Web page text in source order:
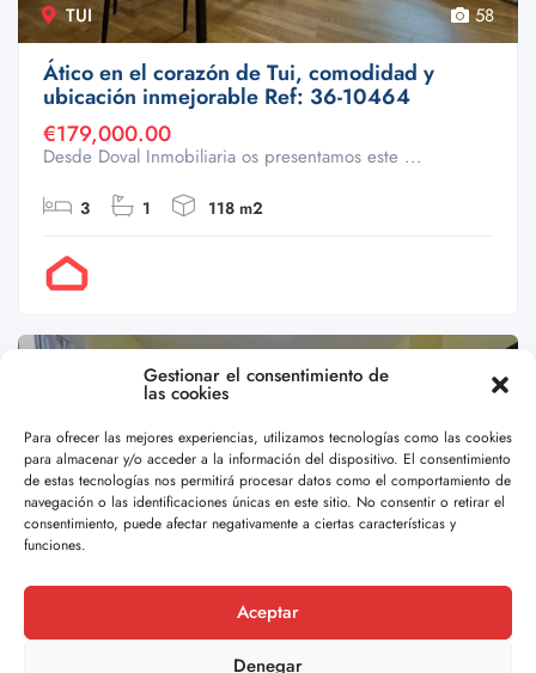
Gestionar el consentimiento de
las cookies
Para ofrecer las mejores experiencias, utilizamos tecnologías como las cookies
para almacenar y/o acceder a la información del dispositivo. El consentimiento
de estas tecnologías nos permitirá procesar datos como el comportamiento de
navegación o las identificaciones únicas en este sitio. No consentir o retirar el
consentimiento, puede afectar negativamente a ciertas características y
funciones.
Aceptar
Denegar
TUI 58
Ático en el corazón de Tui, comodidad y
ubicación inmejorable Ref: 36-10464
€179,000.00
Desde Doval Inmobiliaria os presentamos este ...
3 1 118 m2
O PORRIÑO
Piso
30